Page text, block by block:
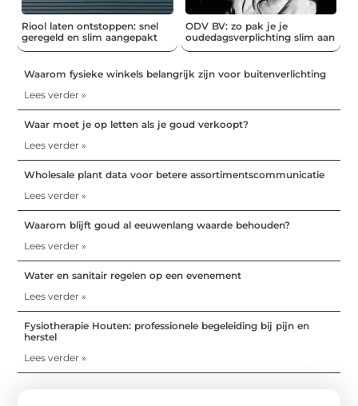
Riool laten ontstoppen: snel
geregeld en slim aangepakt
ODV BV: zo pak je je
oudedagsverplichting slim aan
Waarom fysieke winkels belangrijk zijn voor buitenverlichting
Lees verder »
Waar moet je op letten als je goud verkoopt?
Lees verder »
Wholesale plant data voor betere assortimentscommunicatie
Lees verder »
Waarom blijft goud al eeuwenlang waarde behouden?
Lees verder »
Water en sanitair regelen op een evenement
Lees verder »
Fysiotherapie Houten: professionele begeleiding bij pijn en
herstel
Lees verder »